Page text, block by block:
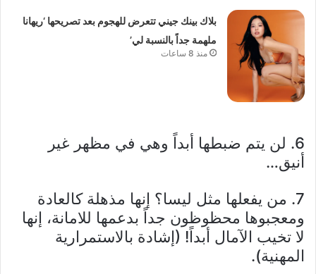
بلاك بينك جيني تتعرض للهجوم بعد تصريحها ‘ريهانا
ملهمة جداً بالنسبة لي’
منذ 8 ساعات
6. لن يتم ضبطها أبداً وهي في مظهر غير
أنيق…
7. من يفعلها مثل ليسا؟ إنها مذهلة كالعادة
ومعجبوها محظوظون جداً بدعمها للامانة، إنها
لا تخيب الآمال أبداً! (إشادة بالاستمرارية
المهنية).